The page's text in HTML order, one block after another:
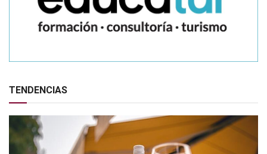
TENDENCIAS